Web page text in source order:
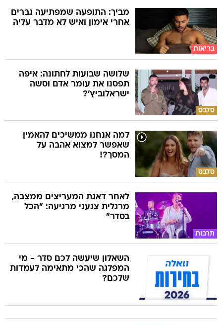
בריאות
מביך: התופעה שמפתיעה גברים
אחרי אימון ואיש לא מדבר עליה
סלבס
שלושה שבועות לחתונה: איפה
תפסנו את עומר אדם וסשה
ישראלוביץ'?
סלבס
למה אנחנו ממשיכים להאמין
שאפשר למצוא אהבה על
המסך?!
תרבות
לאחר דאגת המעריצים ממצבה,
מרגלית צנעני מרגיעה: "הכל
בסדר"
השאלון שיעשה לכם סדר - מי
המפלגה שהכי מתאימה לעמדות
שלכם?